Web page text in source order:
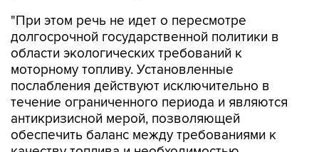
"При этом речь не идет о пересмотре
долгосрочной государственной политики в
области экологических требований к
моторному топливу. Установленные
послабления действуют исключительно в
течение ограниченного периода и являются
антикризисной мерой, позволяющей
обеспечить баланс между требованиями к